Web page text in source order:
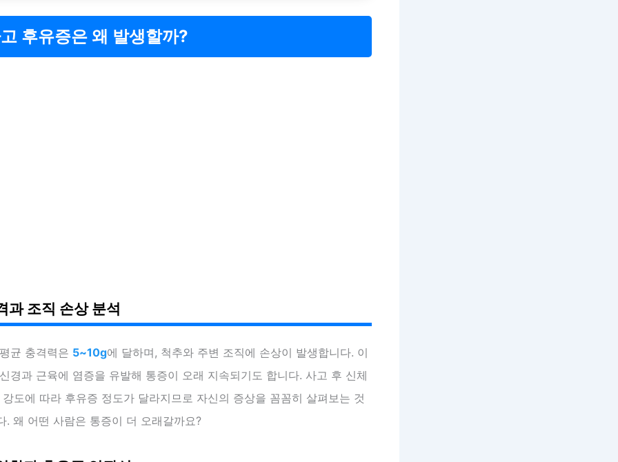
후유증은 왜 발생할까?
과 조직 손상 분석
균 충격력은 5~10g에 달하며, 척추와 주변 조직에 손상이 발생합니다. 이
경과 근육에 염증을 유발해 통증이 오래 지속되기도 합니다. 사고 후 신체
도에 따라 후유증 정도가 달라지므로 자신의 증상을 꼼꼼히 살펴보는 것
. 왜 어떤 사람은 통증이 더 오래갈까요?